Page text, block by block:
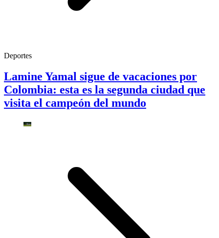
Deportes
Lamine Yamal sigue de vacaciones por
Colombia: esta es la segunda ciudad que
visita el campeón del mundo